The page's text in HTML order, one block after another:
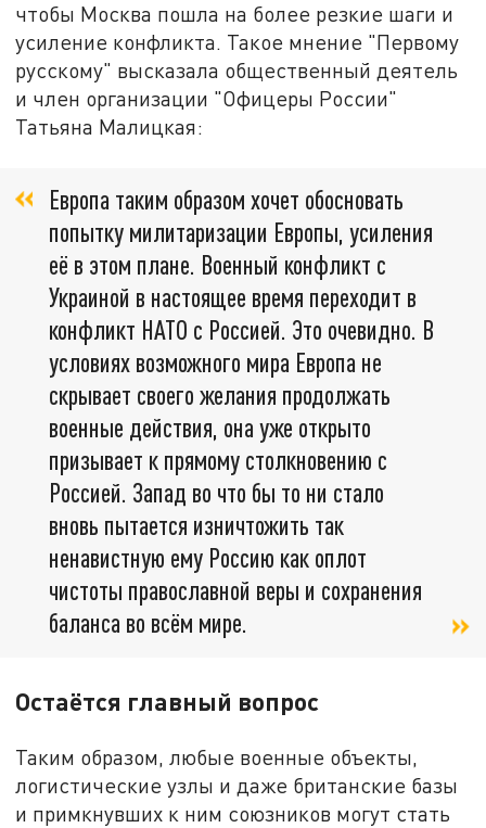
чтобы Москва пошла на более резкие шаги и
усиление конфликта. Такое мнение "Первому
русскому" высказала общественный деятель
и член организации "Офицеры России"
Татьяна Малицкая:
Европа таким образом хочет обосновать
попытку милитаризации Европы, усиления
её в этом плане. Военный конфликт с
Украиной в настоящее время переходит в
конфликт НАТО с Россией. Это очевидно. В
условиях возможного мира Европа не
скрывает своего желания продолжать
военные действия, она уже открыто
призывает к прямому столкновению с
Россией. Запад во что бы то ни стало
вновь пытается изничтожить так
ненавистную ему Россию как оплот
чистоты православной веры и сохранения
баланса во всём мире.
Остаётся главный вопрос
Таким образом, любые военные объекты,
логистические узлы и даже британские базы
и примкнувших к ним союзников могут стать